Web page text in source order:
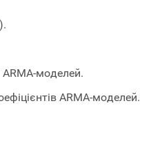
моделей.
ARMA-моделей.